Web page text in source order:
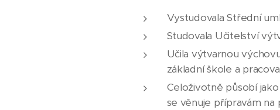
Vystudovala Střední
Studovala Učitelství
Učila výtvarnou
základní škole a
Celoživotně působí
se věnuje přípravám